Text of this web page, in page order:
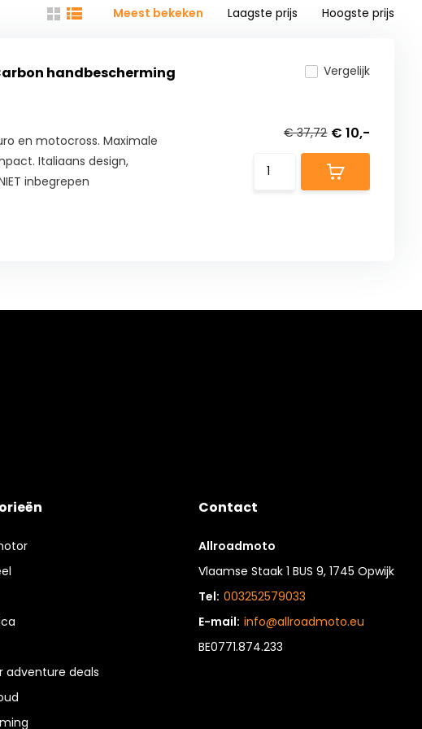
Meest bekeken Laagste prijs Hoogste prijs
handbescherming
en motocross. Maximale
Italiaans design,
inbegrepen
Vergelijk
€ 37,72 € 10,-
adventure deals
Contact
Allroadmoto
Vlaamse Staak 1 BUS 9, 1745 Opwijk
Tel: 003252579033
E-mail: info@allroadmoto.eu
BE0771.874.233